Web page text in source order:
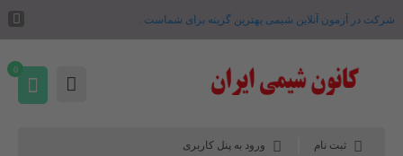
شرکت در آزمون آنلاین شیمی بهترین گزینه برای شماست .
ثبت نام ورود به پنل کاربری
0